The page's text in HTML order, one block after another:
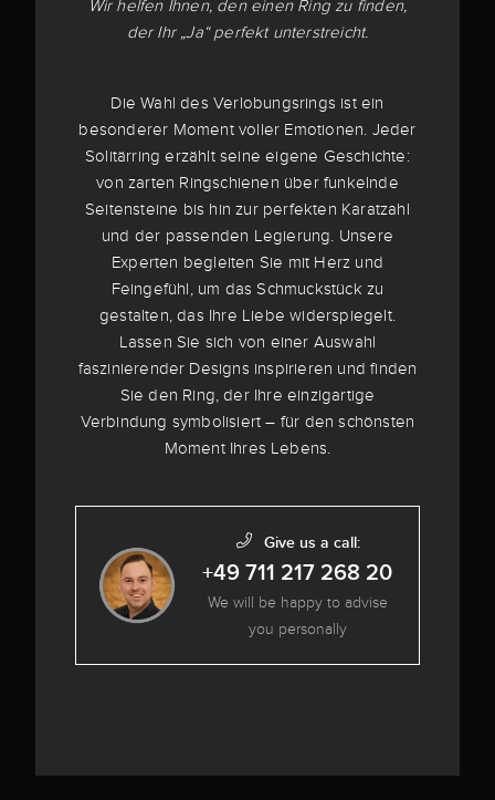
Wir helfen Ihnen, den einen Ring zu finden,
der Ihr „Ja“ perfekt unterstreicht.
Die Wahl des Verlobungsrings ist ein
besonderer Moment voller Emotionen. Jeder
Solitärring erzählt seine eigene Geschichte:
von zarten Ringschienen über funkelnde
Seitensteine bis hin zur perfekten Karatzahl
und der passenden Legierung. Unsere
Experten begleiten Sie mit Herz und
Feingefühl, um das Schmuckstück zu
gestalten, das Ihre Liebe widerspiegelt.
Lassen Sie sich von einer Auswahl
faszinierender Designs inspirieren und finden
Sie den Ring, der Ihre einzigartige
Verbindung symbolisiert – für den schönsten
Moment Ihres Lebens.
Give us a call:
+49 711 217 268 20
We will be happy to advise
you personally